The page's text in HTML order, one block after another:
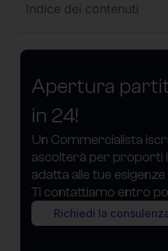
Apertura
in 24!
Un Commercialista
ascolterà per proporti
adatta alle tue esigenze
Ti contattiamo entro
Richiedi la
Indice dei contenuti